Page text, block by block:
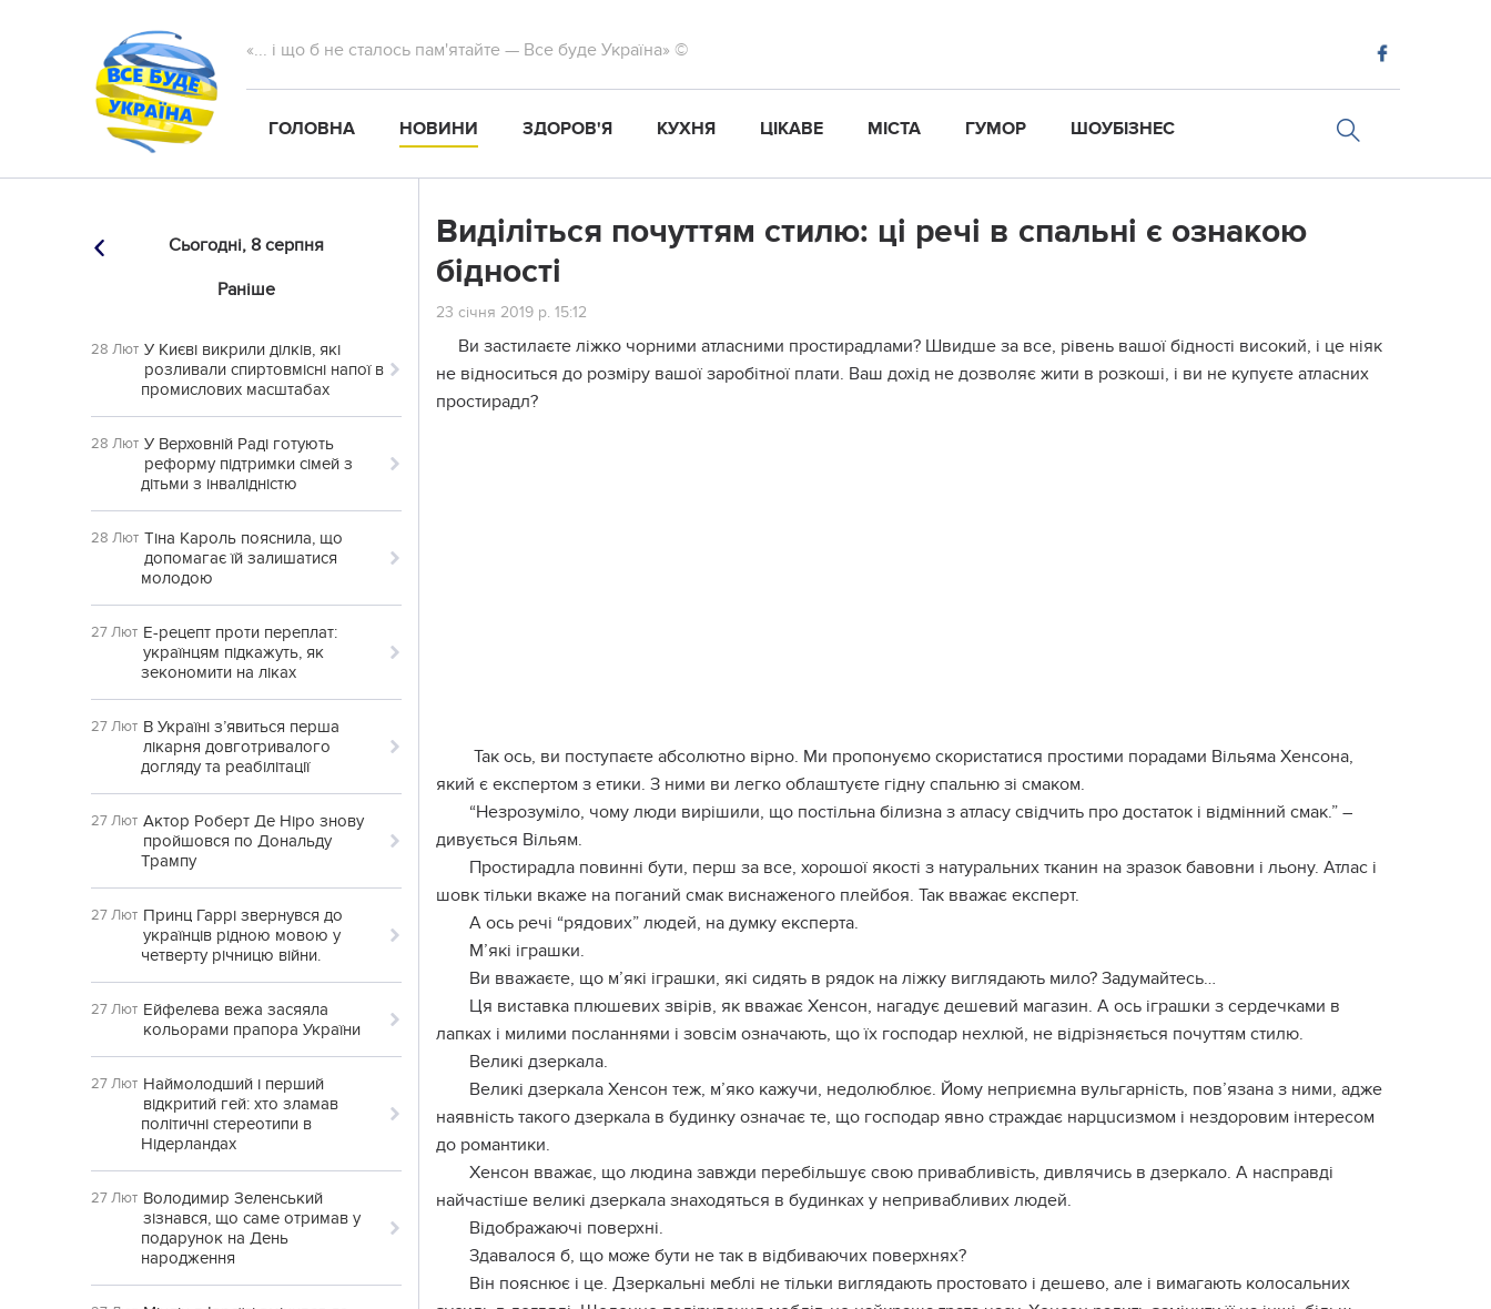
«... і що б не сталось пам'ятайте — Все буде Україна» ©
ГОЛОВНА НОВИНИ ЗДОРОВ'Я КУХНЯ ЦІКАВЕ МІСТА ГУМОР ШОУБІЗНЕС
Сьогодні, 8 серпня
Раніше
28 Лют У Києві викрили ділків, які
розливали спиртовмісні напої в
промислових масштабах
28 Лют У Верховній Раді готують
реформу підтримки сімей з
дітьми з інвалідністю
28 Лют Тіна Кароль пояснила, що
допомагає їй залишатися
молодою
27 Лют Е-рецепт проти переплат:
українцям підкажуть, як
зекономити на ліках
27 Лют В Україні з’явиться перша
лікарня довготривалого
догляду та реабілітації
27 Лют Актор Роберт Де Ніро знову
пройшовся по Дональду
Трампу
27 Лют Принц Гаррі звернувся до
українців рідною мовою у
четверту річницю війни.
27 Лют Ейфелева вежа засяяла
кольорами прапора України
27 Лют Наймолодший і перший
відкритий гей: хто зламав
політичні стереотипи в
Нідерландах
27 Лют Володимир Зеленський
зізнався, що саме отримав у
подарунок на День
народження
Виділіться почуттям стилю: цi речі в спальні є ознакою
бідності
23 січня 2019 р. 15:12
Ви застилаєте ліжко чорними атласними простирадлами? Швидше за все, рівень вашої бідності високий, і це ніяк
не відноситься до розміру вашої заробітної плати. Ваш дохід не дозволяє жити в розкоші, і ви не купуєте атласних
простирадл?
Так ось, ви поступаєте абсолютно вірно. Ми пропонуємо скористатися простими порадами Вільяма Хенсона,
який є експертом з етики. З ними ви легко облаштуєте гідну спальню зі смаком.
“Незрозуміло, чому люди вирішили, що постільна білизна з атласу свідчить про достаток і відмінний смак.” –
дивується Вільям.
Простирадла повинні бути, перш за все, хорошої якості з натуральних тканин на зразок бавовни і льону. Атлас і
шовк тільки вкаже на поганий смак виснаженого плeйбoя. Так вважає експерт.
А ось речі “рядових” людей, на думку експерта.
М’які іграшки.
Ви вважаєте, що м’які іграшки, які сидять в рядок на ліжку виглядають мило? Задумайтесь…
Ця виставка плюшевих звірів, як вважає Хенсон, нагадує дешевий магазин. А ось іграшки з сердечками в
лапках і милими посланнями і зовсім означають, що їх господар нехлюй, не відрізняється почуттям стилю.
Великі дзеркала.
Великі дзеркала Хенсон теж, м’яко кажучи, недолюблює. Йому неприємна вyльгaрнiсть, пов’язана з ними, адже
наявність такого дзеркала в будинку означає те, що господар явно cтрaждає нaрцuсизмом і нездоровим інтересом
до романтики.
Хенсон вважає, що людина завжди перебільшує свою привабливість, дивлячись в дзеркало. А насправді
найчастіше великі дзеркала знаходяться в будинках у непривабливих людей.
Відображаючі поверхні.
Здавалося б, що може бути не так в відбиваючих поверхнях?
Він пояснює і це. Дзеркальні меблі не тільки виглядають простовато і дешево, але і вимагають колосальних